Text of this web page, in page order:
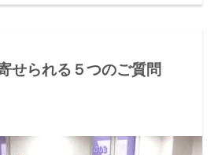
せられる５つのご質問